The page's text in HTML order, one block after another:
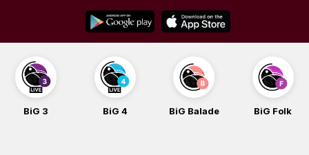
content
BiG 3 BiG 4 BiG Balade BiG Folk